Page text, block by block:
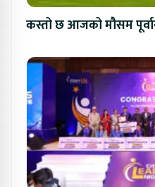
कस्तो छ आजको मौसम